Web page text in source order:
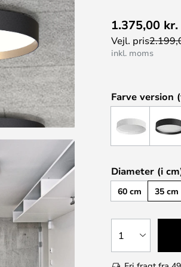
1.375,00 kr.
Vejl. pris
inkl. moms
Farve version
Diameter (i
60 cm 35 cm
1